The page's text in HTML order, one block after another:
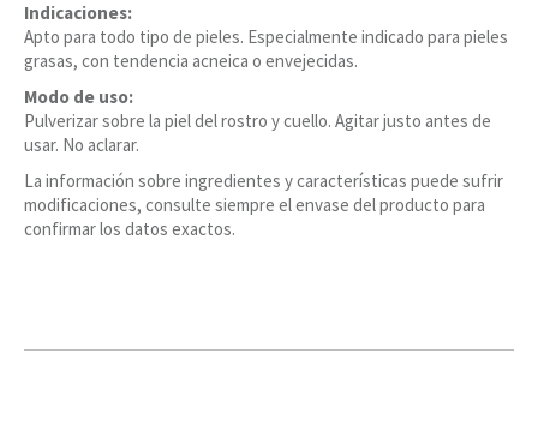
Indicaciones:
Apto para todo tipo de pieles. Especialmente indicado para pieles
grasas, con tendencia acneica o envejecidas.
Modo de uso:
Pulverizar sobre la piel del rostro y cuello. Agitar justo antes de
usar. No aclarar.
La información sobre ingredientes y características puede sufrir
modificaciones, consulte siempre el envase del producto para
confirmar los datos exactos.